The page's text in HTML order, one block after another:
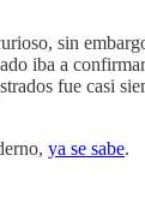
sin
iba a
fue casi
ya se sabe.